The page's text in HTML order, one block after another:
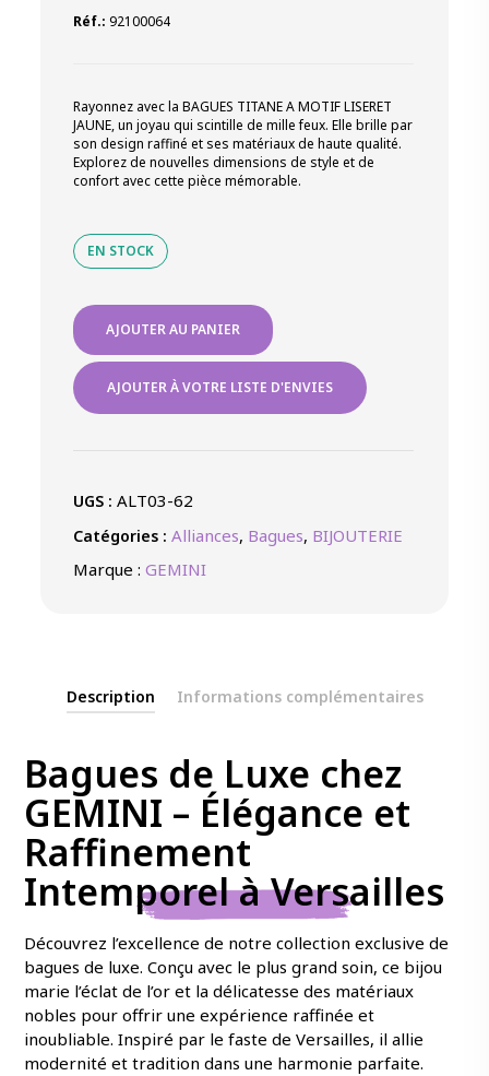
Réf.:92100064
Rayonnez avec la BAGUES TITANE A MOTIF LISERET
JAUNE, un joyau qui scintille de mille feux. Elle brille par
son design raffiné et ses matériaux de haute qualité.
Explorez de nouvelles dimensions de style et de
confort avec cette pièce mémorable.
EN STOCK
quantité
de
BAGUES
TITANE
A
AJOUTER AU PANIER
AJOUTER À VOTRE LISTE D'ENVIES
UGS : ALT03-62
Catégories : Alliances, Bagues, BIJOUTERIE
Marque :GEMINI
Description Informations complémentaires
Bagues de Luxe chez
GEMINI – Élégance et
Raffinement
Intemporel à Versailles
Découvrez l’excellence de notre collection exclusive de
bagues de luxe. Conçu avec le plus grand soin, ce bijou
marie l’éclat de l’or et la délicatesse des matériaux
nobles pour offrir une expérience raffinée et
inoubliable. Inspiré par le faste de Versailles, il allie
modernité et tradition dans une harmonie parfaite.